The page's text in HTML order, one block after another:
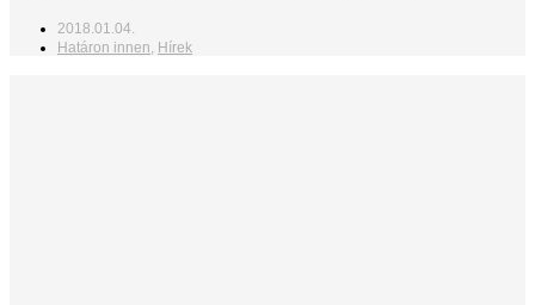
2018.01.04.
Határon innen, Hírek